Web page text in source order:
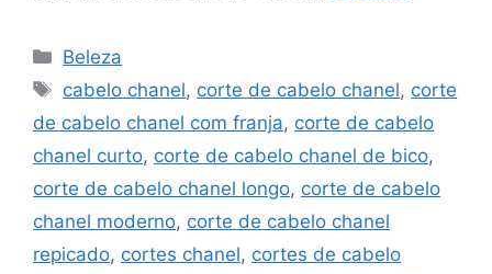
Categorias
Beleza
Tags
cabelo chanel, corte de cabelo chanel, corte
de cabelo chanel com franja, corte de cabelo
chanel curto, corte de cabelo chanel de bico,
corte de cabelo chanel longo, corte de cabelo
chanel moderno, corte de cabelo chanel
repicado, cortes chanel, cortes de cabelo